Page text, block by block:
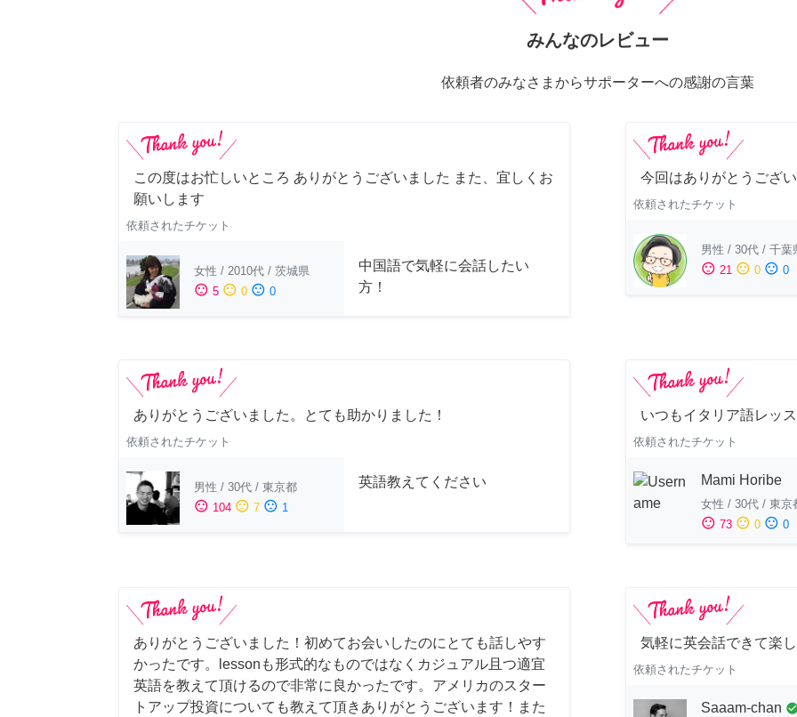
みんなのレビュー
依頼者のみなさまからサポーターへの感謝の言葉
この度はお忙しいところ ありがとうございました また、宜しくお
願いします
依頼されたチケット
女性 / 2010代 / 茨城県
sentiment_satisfied 5 sentiment_neutral 0 sentiment_dissatisfied 0
中国語で気軽に会話したい
方！
今回はありがとうござ
依頼されたチケット
男性 / 30代 / 千葉
sentiment_satisfied 21 sentiment_neutral 0 sentiment_dissatisfied 0
ありがとうございました。とても助かりました！
依頼されたチケット
男性 / 30代 / 東京都
sentiment_satisfied 104 sentiment_neutral 7 sentiment_dissatisfied 1
英語教えてください
いつもイタリア語レッ
依頼されたチケット
Mami Horibe
女性 / 30代 / 東京
sentiment_satisfied 73 sentiment_neutral 0 sentiment_dissatisfied 0
ありがとうございました！初めてお会いしたのにとても話しやす
かったです。lessonも形式的なものではなくカジュアル且つ適宜
英語を教えて頂けるので非常に良かったです。アメリカのスター
トアップ投資についても教えて頂きありがとうございます！また
気軽に英会話できて楽
依頼されたチケット
Saaam-chan